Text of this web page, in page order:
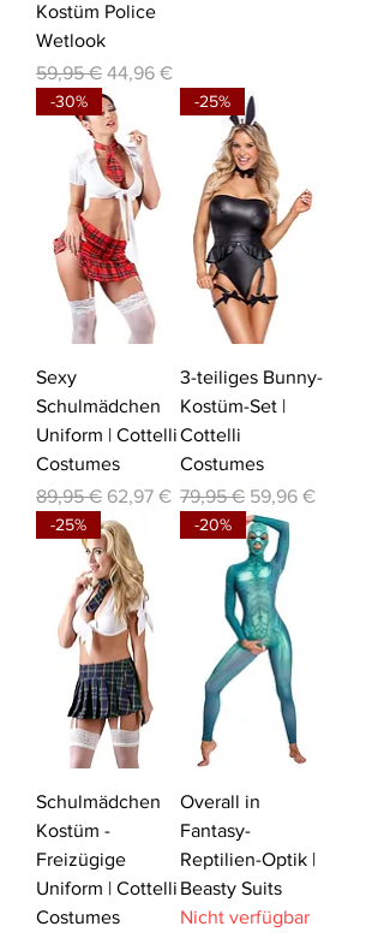
Kostüm Police
Wetlook
Standardpreis
59,95 € Sale-Preis
44,96 €
-30%
Sexy
Schulmädchen
Uniform | Cottelli
Costumes
Standardpreis
89,95 € Sale-Preis
62,97 €
-25%
3-teiliges Bunny-
Kostüm-Set |
Cottelli
Costumes
Standardpreis
79,95 € Sale-Preis
59,96 €
-25%
Schulmädchen
Kostüm -
Freizügige
Uniform | Cottelli
Costumes
-20%
Overall in
Fantasy-
Reptilien-Optik |
Beasty Suits
Nicht verfügbar